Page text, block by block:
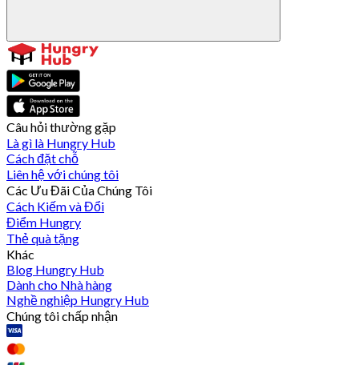
Câu hỏi thường gặp
Là gì là Hungry Hub
Cách đặt chỗ
Liên hệ với chúng tôi
Các Ưu Đãi Của Chúng Tôi
Cách Kiếm và Đổi
Điểm Hungry
Thẻ quà tặng
Khác
Blog Hungry Hub
Dành cho Nhà hàng
Nghề nghiệp Hungry Hub
Chúng tôi chấp nhận